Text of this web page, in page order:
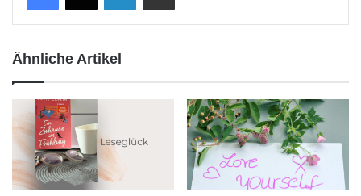
Ähnliche Artikel